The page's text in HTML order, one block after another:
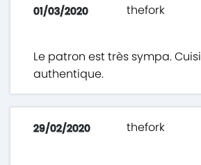
01/03/2020 thefork
Le patron est très sympa.
authentique.
29/02/2020 thefork